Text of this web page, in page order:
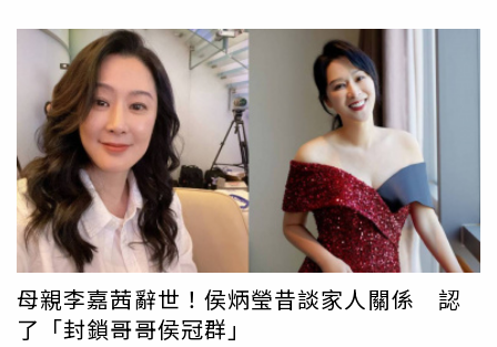
母親李嘉茜辭世！侯炳瑩昔談家人關係 認
了「封鎖哥哥侯冠群」